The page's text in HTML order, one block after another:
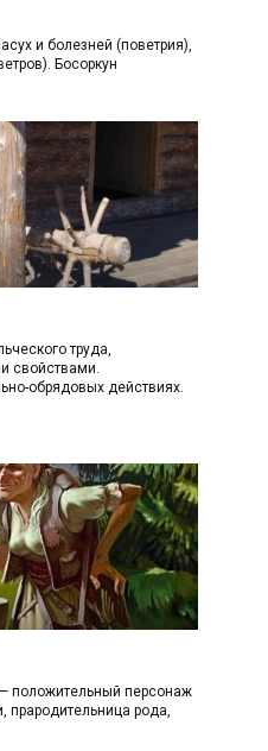
и болезней (поветрия),
Босоркун
труда,
свойствами.
обрядовых действиях.
положительный персонаж
прародительница рода,